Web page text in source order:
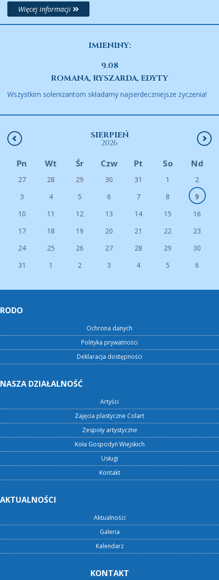
Więcej informacji
IMIENINY:
9.08
ROMANA, RYSZARDA, EDYTY
Wszystkim solenizantom składamy najserdeczniejsze życzenia!
SIERPIEŃ
2026
Pn Wt Śr Czw Pt So Nd
27 28 29 30 31 1
2
3
4 5 6 7 8
9
10
11 12 13 14 15
16
17
18 19 20 21 22
23
24
25 26 27 28 29
30
31
1 2 3 4 5 6
RODO
Ochrona danych
Polityka prywatności
Deklaracja dostępności
NASZA DZIAŁALNOŚĆ
Artyści
Zajęcia plastyczne Colart
Zespoły artystyczne
Koła Gospodyń Wiejskich
Usługi
Kontakt
AKTUALNOŚCI
Aktualności
Galeria
Kalendarz
KONTAKT